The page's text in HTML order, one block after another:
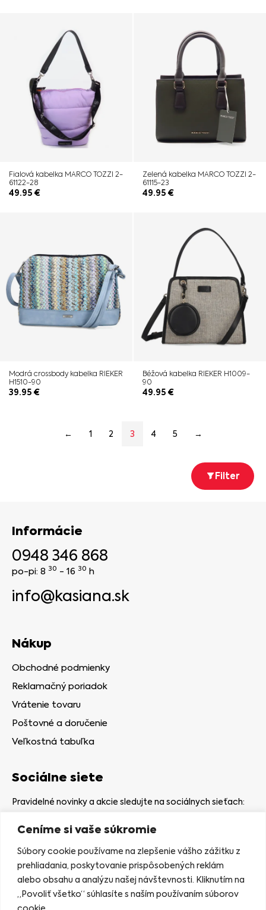
Ceníme si vaše súkromie
Súbory cookie používame na zlepšenie vášho zážitku z
prehliadania, poskytovanie prispôsobených reklám
alebo obsahu a analýzu našej návštevnosti. Kliknutím na
„Povoliť všetko“ súhlasíte s naším používaním súborov
Fialová kabelka MARCO TOZZI 2-
61122-28
49.95€
Zelená kabelka MARCO TOZZI 2-
61115-23
49.95€
Modrá crossbody kabelka RIEKER
H1510-90
39.95€
Béžová kabelka RIEKER H1009-
90
49.95€
← 1 2 3 4 5 →
Filter
Informácie
0948 346 868
po-pi: 8 30 - 16 30 h
info@kasiana.sk
Nákup
Obchodné podmienky
Reklamačný poriadok
Vrátenie tovaru
Poštovné a doručenie
Veľkostná tabuľka
Sociálne siete
Pravidelné novinky a akcie sledujte na sociálnych sieťach:
Kamenná predajňa
Nám. gen. Štefaníka 7